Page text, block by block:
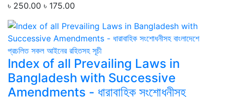
৳ 250.00 ৳ 175.00
Index of all Prevailing Laws in
Bangladesh with Successive
Amendments - ধারাবাহিক সংশোধনীসহ